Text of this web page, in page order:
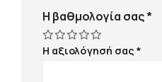
Η βαθμολογία σας*
Η αξιολόγησή σας*